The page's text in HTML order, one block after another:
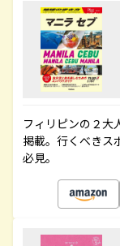
フィリピンの２大
掲載。行くべきス
必見。